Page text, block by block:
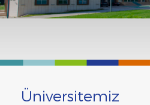
Üniversitemiz